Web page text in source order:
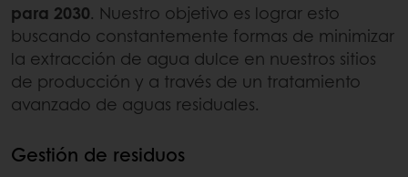
para 2030. Nuestro objetivo es lograr esto
buscando constantemente formas de minimizar
la extracción de agua dulce en nuestros sitios
de producción y a través de un tratamiento
avanzado de aguas residuales.
Gestión de residuos